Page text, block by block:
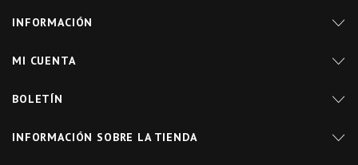
INFORMACIÓN
MI CUENTA
BOLETÍN
INFORMACIÓN SOBRE LA TIENDA